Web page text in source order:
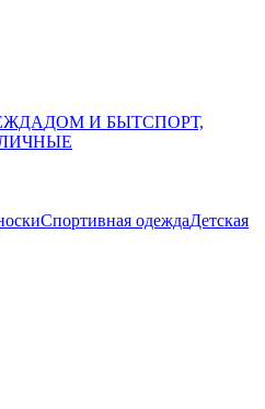
ДОМ И БЫТСПОРТ,
Спортивная одеждаДетская